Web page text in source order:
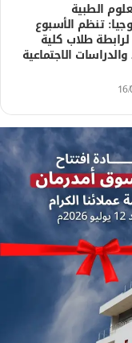
الطبية
تنظم الأسبوع
طلاب كلية
الاجتماعية